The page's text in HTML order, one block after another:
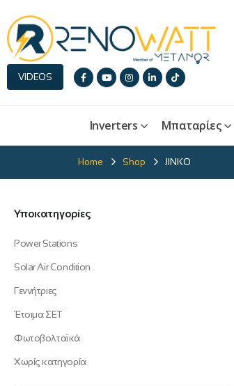
VIDEOS
Inverters Μπαταρίες
Home Shop JINKO
Υποκατηγορίες
Power Stations
Solar Air Condition
Γεννήτριες
Έτοιμα ΣΕΤ
Φωτοβολταϊκά
Χωρίς κατηγορία